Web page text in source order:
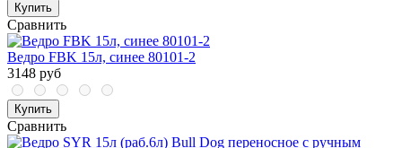
Купить
Сравнить
Ведро FBK 15л, синее 80101-2
3148 руб
Купить
Сравнить